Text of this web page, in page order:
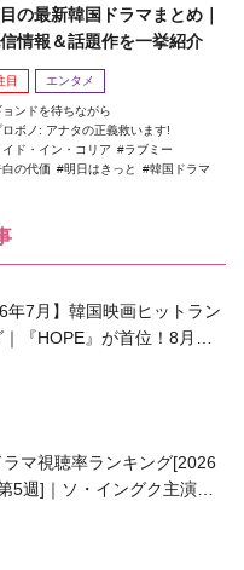
の最新韓国ドラマまとめ｜
情報＆話題作を一挙紹介
目 エンタメ
ョンドを待ちながら
ロボノ: アナタの正義救います!
イド・イン・コリア
ラブミー
白の代価
明日はきっと 韓国ドラマ
年7月】韓国映画ヒットラン
『HOPE』が首位！8月公
マ視聴率ランキング[2026
5週]｜ソ・イングク主演の